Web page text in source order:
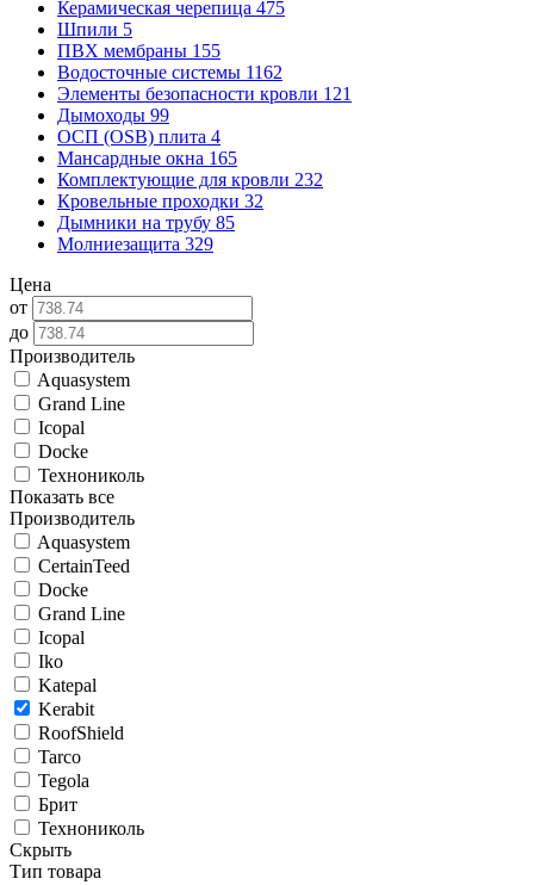
Керамическая черепица 475
Шпили 5
ПВХ мембраны 155
Водосточные системы 1162
Элементы безопасности кровли 121
Дымоходы 99
ОСП (OSB) плита 4
Мансардные окна 165
Комплектующие для кровли 232
Кровельные проходки 32
Дымники на трубу 85
Молниезащита 329
Цена
от
до
Производитель
Aquasystem
Grand Line
Icopal
Docke
Технониколь
Показать все
Производитель
Aquasystem
CertainTeed
Docke
Grand Line
Icopal
Iko
Katepal
Kerabit
RoofShield
Tarco
Tegola
Брит
Технониколь
Скрыть
Тип товара